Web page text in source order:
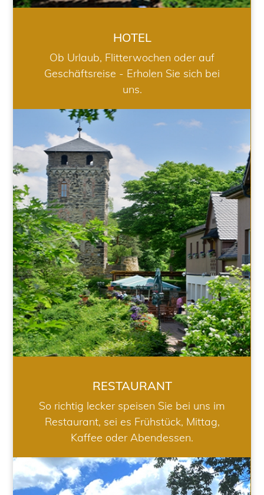
HOTEL
Ob Urlaub, Flitterwochen oder auf
Geschäftsreise - Erholen Sie sich bei
uns.
RESTAURANT
RESTAURANT
So richtig lecker speisen Sie bei uns im
Restaurant, sei es Frühstück, Mittag,
Kaffee oder Abendessen.